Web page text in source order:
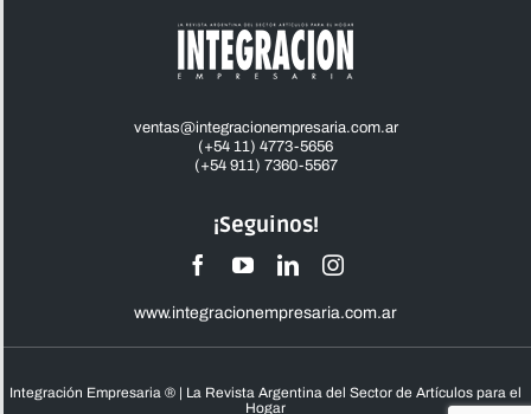
¡Seguinos!
www.integracionempresaria.com.ar
ventas@integracionempresaria.com.ar
(+54 11) 4773-5656
(+54 911) 7360-5567
Integración Empresaria ® | La Revista Argentina del Sector de Artículos para el
Hogar